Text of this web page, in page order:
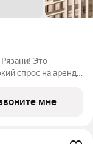
Это
спрос на аренду
мне